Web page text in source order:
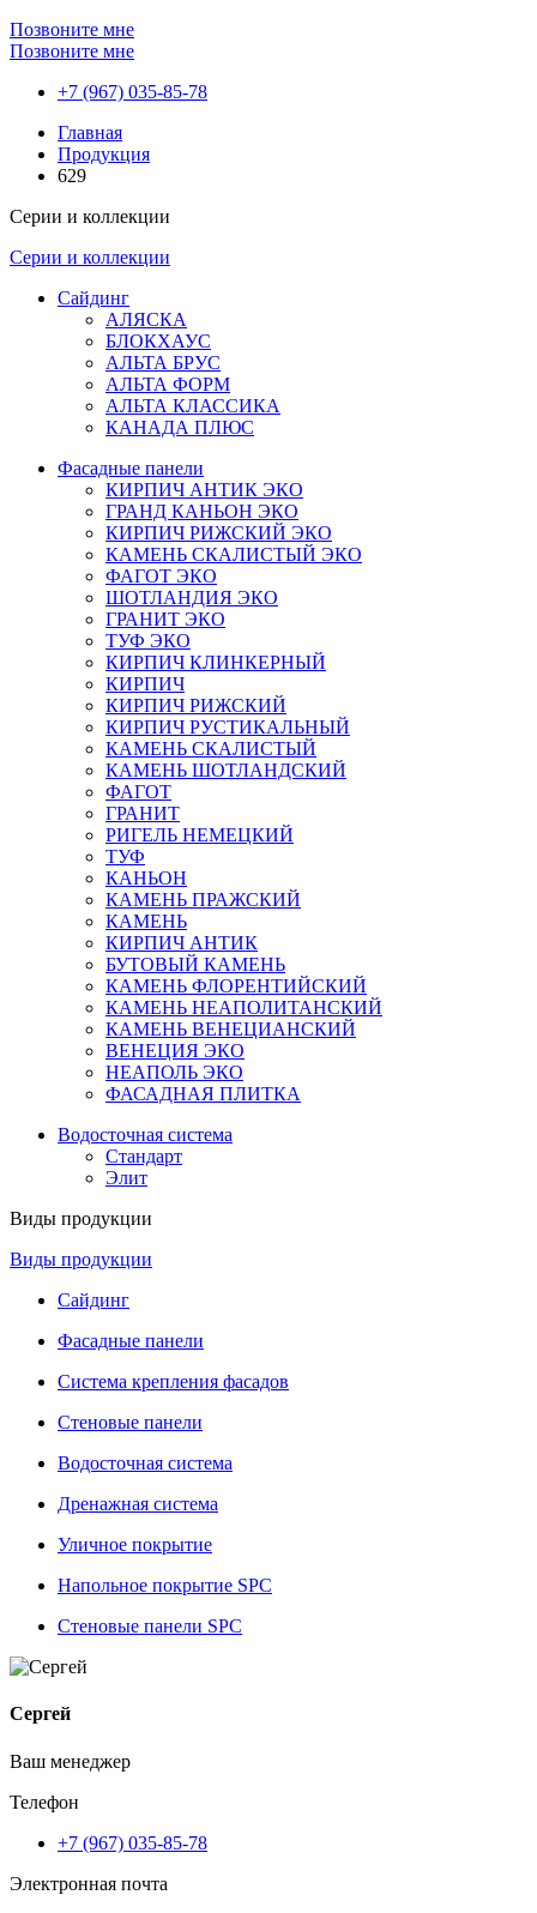
Позвоните мне
Позвоните мне
+7 (967) 035-85-78
Главная
Продукция
629
Серии и коллекции
Серии и коллекции
Сайдинг
АЛЯСКА
БЛОКХАУС
АЛЬТА БРУС
АЛЬТА ФОРМ
АЛЬТА КЛАССИКА
КАНАДА ПЛЮС
Фасадные панели
КИРПИЧ АНТИК ЭКО
ГРАНД КАНЬОН ЭКО
КИРПИЧ РИЖСКИЙ ЭКО
КАМЕНЬ СКАЛИСТЫЙ ЭКО
ФАГОТ ЭКО
ШОТЛАНДИЯ ЭКО
ГРАНИТ ЭКО
ТУФ ЭКО
КИРПИЧ КЛИНКЕРНЫЙ
КИРПИЧ
КИРПИЧ РИЖСКИЙ
КИРПИЧ РУСТИКАЛЬНЫЙ
КАМЕНЬ СКАЛИСТЫЙ
КАМЕНЬ ШОТЛАНДСКИЙ
ФАГОТ
ГРАНИТ
РИГЕЛЬ НЕМЕЦКИЙ
ТУФ
КАНЬОН
КАМЕНЬ ПРАЖСКИЙ
КАМЕНЬ
КИРПИЧ АНТИК
БУТОВЫЙ КАМЕНЬ
КАМЕНЬ ФЛОРЕНТИЙСКИЙ
КАМЕНЬ НЕАПОЛИТАНСКИЙ
КАМЕНЬ ВЕНЕЦИАНСКИЙ
ВЕНЕЦИЯ ЭКО
НЕАПОЛЬ ЭКО
ФАСАДНАЯ ПЛИТКА
Водосточная система
Стандарт
Элит
Виды продукции
Виды продукции
Сайдинг
Фасадные панели
Система крепления фасадов
Стеновые панели
Водосточная система
Дренажная система
Уличное покрытие
Напольное покрытие SPC
Стеновые панели SPC
Сергей
Ваш менеджер
Телефон
+7 (967) 035-85-78
Электронная почта